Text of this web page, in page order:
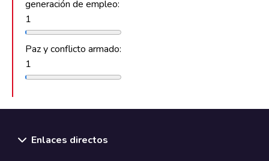
generación de empleo:
1
Paz y conflicto armado:
1
Enlaces directos